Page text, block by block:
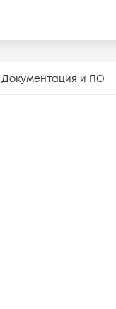
Документация и ПО